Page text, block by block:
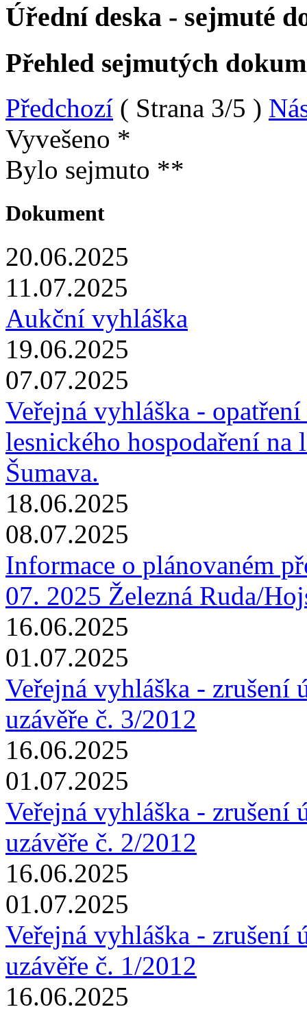
Úřední deska - sejmuté
Přehled sejmutých
Předchozí ( Strana 3/5 )
Vyvešeno *
Bylo sejmuto **
Dokument
20.06.2025
11.07.2025
Aukční vyhláška
19.06.2025
07.07.2025
Veřejná vyhláška -
lesnického hospodaření na
Šumava.
18.06.2025
08.07.2025
Informace o plánovaném
07. 2025 Železná Ruda/
16.06.2025
01.07.2025
Veřejná vyhláška - zrušení
uzávěře č. 3/2012
16.06.2025
01.07.2025
Veřejná vyhláška - zrušení
uzávěře č. 2/2012
16.06.2025
01.07.2025
Veřejná vyhláška - zrušení
uzávěře č. 1/2012
16.06.2025